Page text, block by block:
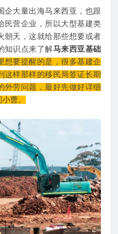
企大量出海马来西亚，也跟
民营企业，所以大型基建类
朝天，这就给那些想要或者
知识点来了解马来西亚基础
想要提醒的是，很多基建企
这样那样的移民局签证长期
外劳问题，最好先做好详细
曹。